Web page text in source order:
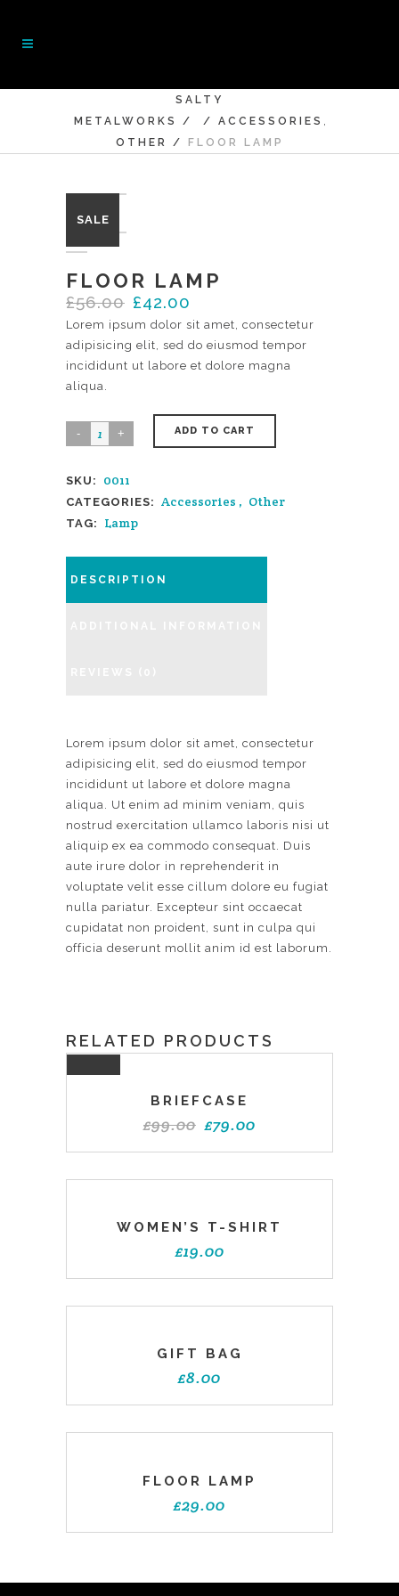
SALTY
METALWORKS
/ / ACCESSORIES ,
OTHER / FLOOR LAMP
SALE
FLOOR LAMP
£56.00 £42.00
Lorem ipsum dolor sit amet, consectetur
adipisicing elit, sed do eiusmod tempor
incididunt ut labore et dolore magna
aliqua.
ADD TO CART
SKU: 0011
CATEGORIES: Accessories , Other
TAG: Lamp
DESCRIPTION
Lorem ipsum dolor sit amet, consectetur
adipisicing elit, sed do eiusmod tempor
incididunt ut labore et dolore magna
aliqua. Ut enim ad minim veniam, quis
nostrud exercitation ullamco laboris nisi ut
aliquip ex ea commodo consequat. Duis
aute irure dolor in reprehenderit in
voluptate velit esse cillum dolore eu fugiat
nulla pariatur. Excepteur sint occaecat
cupidatat non proident, sunt in culpa qui
officia deserunt mollit anim id est laborum.
RELATED PRODUCTS
BRIEFCASE
£99.00 £79.00
WOMEN’S T-SHIRT
£19.00
GIFT BAG
£8.00
FLOOR LAMP
£29.00